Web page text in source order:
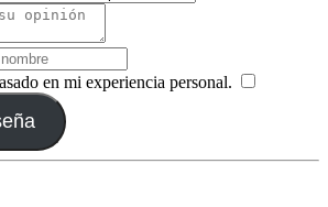
en mi experiencia personal.